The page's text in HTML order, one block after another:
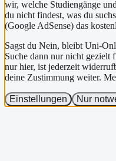
wir, welche Studiengänge
du nicht findest, was du
(Google AdSense) das
Sagst du Nein, bleibt Uni-
Suche dann nur nicht gezielt
nur hier, ist jederzeit
deine Zustimmung weiter.
Einstellungen Nur